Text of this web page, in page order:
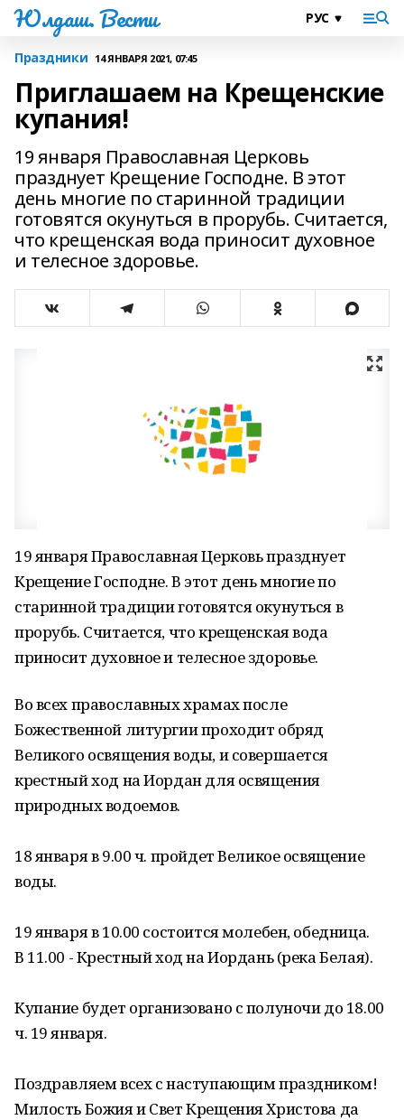
Юлдаш. Вести
Праздники 14 ЯНВАРЯ 2021, 07:45
Приглашаем на Крещенские
купания!
19 января Православная Церковь
празднует Крещение Господне. В этот
день многие по старинной традиции
готовятся окунуться в прорубь. Считается,
что крещенская вода приносит духовное
и телесное здоровье.
19 января Православная Церковь празднует
Крещение Господне. В этот день многие по
старинной традиции готовятся окунуться в
прорубь. Считается, что крещенская вода
приносит духовное и телесное здоровье.
Во всех православных храмах после
Божественной литургии проходит обряд
Великого освящения воды, и совершается
крестный ход на Иордан для освящения
природных водоемов.
18 января в 9.00 ч. пройдет Великое освящение
воды.
19 января в 10.00 состоится молебен, обедница.
В 11.00 - Крестный ход на Иордань (река Белая).
Купание будет организовано с полуночи до 18.00
ч. 19 января.
Поздравляем всех с наступающим праздником!
Милость Божия и Свет Крещения Христова да